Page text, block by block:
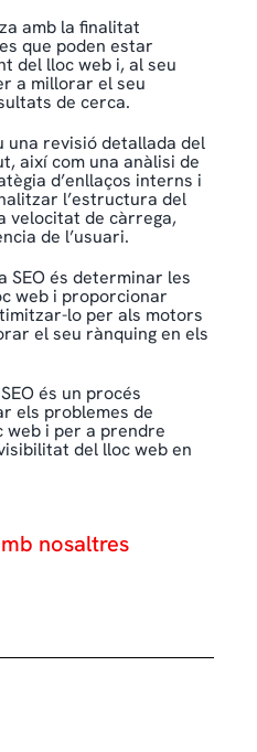
amb la finalitat
que poden estar
del lloc web i, al seu
a millorar el seu
de cerca.
una revisió detallada del
així com una anàlisi de
d’enllaços interns i
l’estructura del
velocitat de càrrega,
de l’usuari.
SEO és determinar les
web i proporcionar
lo per als motors
el seu rànquing en els
és un procés
els problemes de
web i per a prendre
del lloc web en
nosaltres